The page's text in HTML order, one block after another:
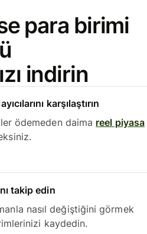
para birimi
indirin
karşılaştırın
ödemeden daima reel piyasa
takip edin
nasıl değiştiğini görmek
kaydedin.